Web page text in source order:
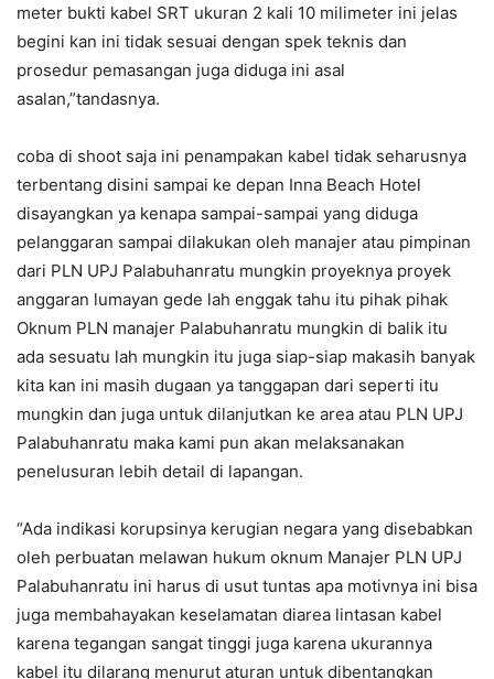
meter bukti kabel SRT ukuran 2 kali 10 milimeter ini jelas
begini kan ini tidak sesuai dengan spek teknis dan
prosedur pemasangan juga diduga ini asal
asalan,”tandasnya.
coba di shoot saja ini penampakan kabel tidak seharusnya
terbentang disini sampai ke depan Inna Beach Hotel
disayangkan ya kenapa sampai-sampai yang diduga
pelanggaran sampai dilakukan oleh manajer atau pimpinan
dari PLN UPJ Palabuhanratu mungkin proyeknya proyek
anggaran lumayan gede lah enggak tahu itu pihak pihak
Oknum PLN manajer Palabuhanratu mungkin di balik itu
ada sesuatu lah mungkin itu juga siap-siap makasih banyak
kita kan ini masih dugaan ya tanggapan dari seperti itu
mungkin dan juga untuk dilanjutkan ke area atau PLN UPJ
Palabuhanratu maka kami pun akan melaksanakan
penelusuran lebih detail di lapangan.
“Ada indikasi korupsinya kerugian negara yang disebabkan
oleh perbuatan melawan hukum oknum Manajer PLN UPJ
Palabuhanratu ini harus di usut tuntas apa motivnya ini bisa
juga membahayakan keselamatan diarea lintasan kabel
karena tegangan sangat tinggi juga karena ukurannya
kabel itu dilarang menurut aturan untuk dibentangkan